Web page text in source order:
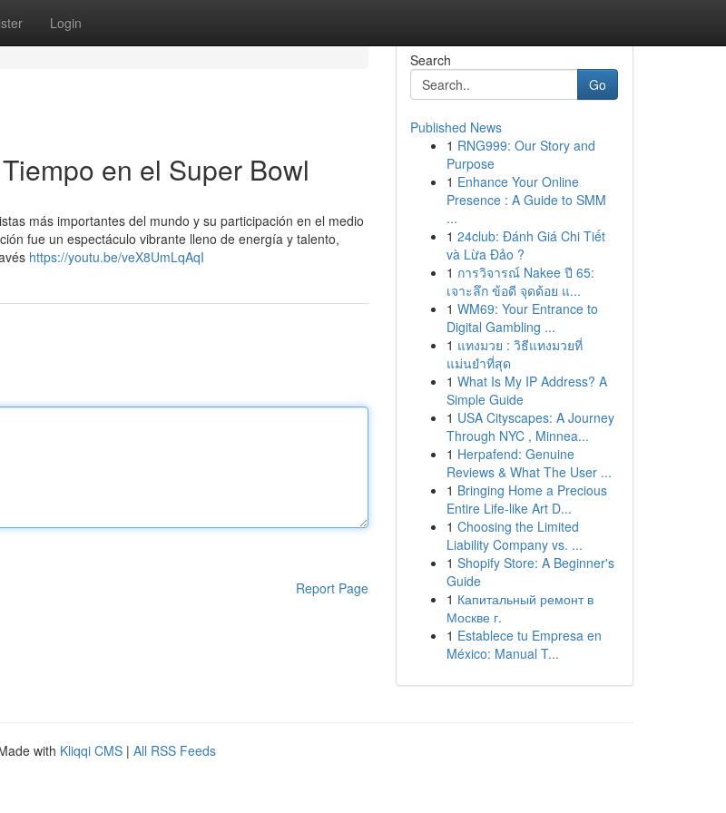
Login
en el Super Bowl
más importantes del mundo y su participación en el medio
fue un espectáculo vibrante lleno de energía y talento,
https://youtu.be/veX8UmLqAqI
Report Page
Search
Go
Published News
1 RNG999: Our Story and
Purpose
1 Enhance Your Online
Presence : A Guide to SMM
...
1 24club: Đánh Giá Chi Tiết
và Lừa Đảo ?
1 การวิจารณ์ Nakee ปี 65:
เจาะลึก ข้อดี จุดด้อย แ...
1 WM69: Your Entrance to
Digital Gambling ...
1 แทงมวย : วิธีแทงมวยที่
แม่นยำที่สุด
1 What Is My IP Address? A
Simple Guide
1 USA Cityscapes: A Journey
Through NYC , Minnea...
1 Herpafend: Genuine
Reviews & What The User ...
1 Bringing Home a Precious
Entire Life-like Art D...
1 Choosing the Limited
Liability Company vs. ...
1 Shopify Store: A Beginner's
Guide
1 Капитальный ремонт в
Москве г.
1 Establece tu Empresa en
México: Manual T...
with Kliqqi CMS | All RSS Feeds